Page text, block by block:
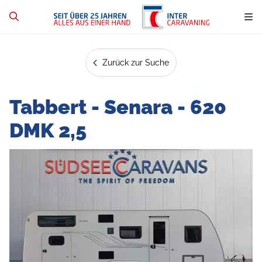
Zurück zur Suche
Tabbert - Senara - 620
DMK 2,5